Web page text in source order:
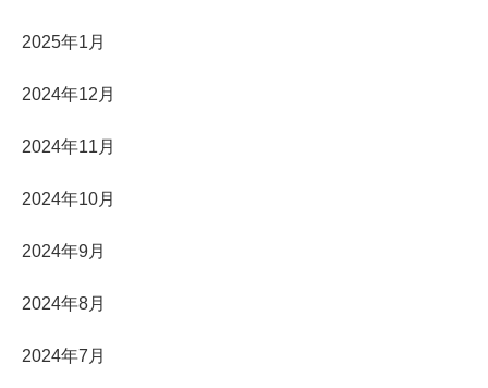
2025年1月
2024年12月
2024年11月
2024年10月
2024年9月
2024年8月
2024年7月